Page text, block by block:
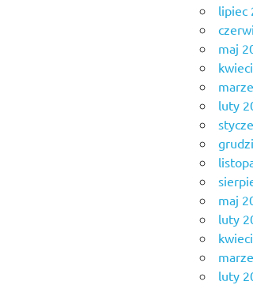
lipiec
maj
luty
maj
luty
luty